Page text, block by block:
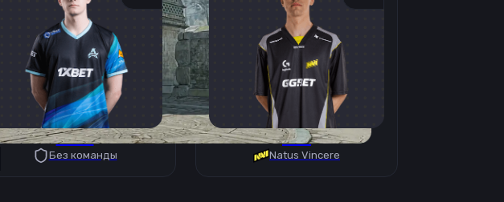
deko
Без команды
B1T
Natus Vincere